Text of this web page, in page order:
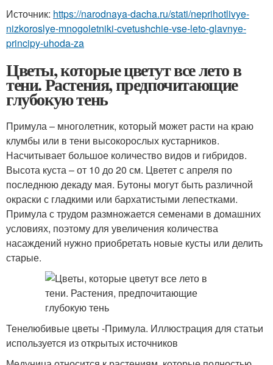
Источник: https://narodnaya-dacha.ru/stati/neprihotlivye-
nizkoroslye-mnogoletniki-cvetushchie-vse-leto-glavnye-
principy-uhoda-za
Цветы, которые цветут все лето в
тени. Растения, предпочитающие
глубокую тень
Примула – многолетник, который может расти на краю
клумбы или в тени высокорослых кустарников.
Насчитывает большое количество видов и гибридов.
Высота куста – от 10 до 20 см. Цветет с апреля по
последнюю декаду мая. Бутоны могут быть различной
окраски с гладкими или бархатистыми лепестками.
Примула с трудом размножается семенами в домашних
условиях, поэтому для увеличения количества
насаждений нужно приобретать новые кусты или делить
старые.
Тенелюбивые цветы -Примула. Иллюстрация для статьи
используется из открытых источников